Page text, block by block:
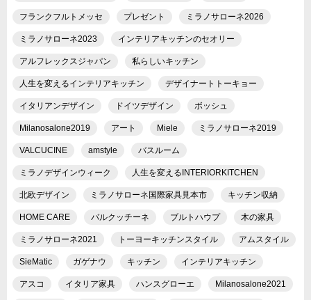
フランクフルトメッセ プレゼント ミラノサローネ2026
ミラノサローネ2023 インテリアキッチンのセオリー
アルフレックスジャパン 私らしいキッチン
人生を変えるインテリアキッチン デザイナートトーキョー
イタリアンデザイン ドイツデザイン ボッシュ
Milanosalone2019 アート Miele ミラノサローネ2019
VALCUCINE amstyle バスルーム
ミラノデザインウィーク 人生を変えるINTERIORKITCHEN
北欧デザイン ミラノサローネ国際家具見本市 キッチン収納
HOME CARE バルクッチーネ ブルトハウプ 木の家具
ミラノサローネ2021 トーヨーキッチンスタイル アムスタイル
SieMatic ガゲナウ キッチン インテリアキッチン
アスコ イタリア家具 ハンスグローエ Milanosalone2021